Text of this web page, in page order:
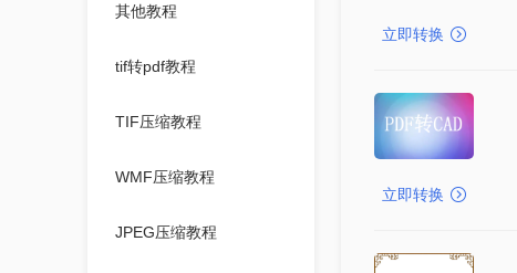
其他教程
tif转pdf教程
TIF压缩教程
WMF压缩教程
JPEG压缩教程
立即转换
立即转换